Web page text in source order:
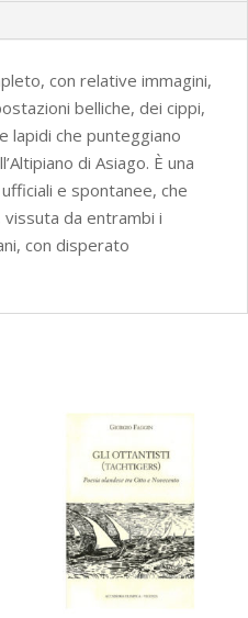
con relative immagini,
belliche, dei cippi,
lapidi che punteggiano
di Asiago. È una
e spontanee, che
vissuta da entrambi i
con disperato